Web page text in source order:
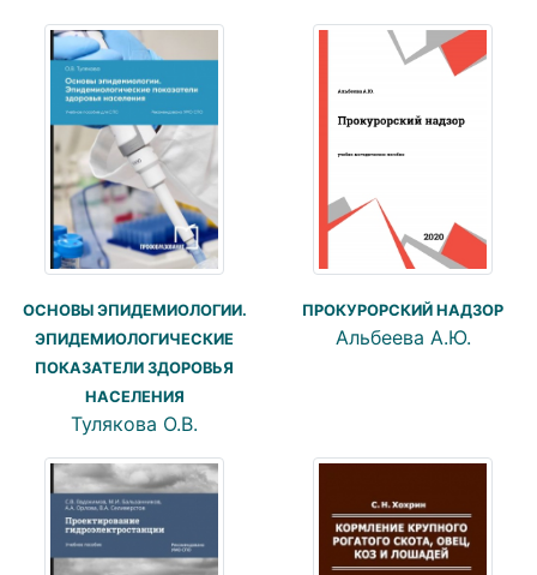
ОСНОВЫ ЭПИДЕМИОЛОГИИ.
ЭПИДЕМИОЛОГИЧЕСКИЕ
ПОКАЗАТЕЛИ ЗДОРОВЬЯ
НАСЕЛЕНИЯ
Тулякова О.В.
ПРОКУРОРСКИЙ НАДЗОР
Альбеева А.Ю.